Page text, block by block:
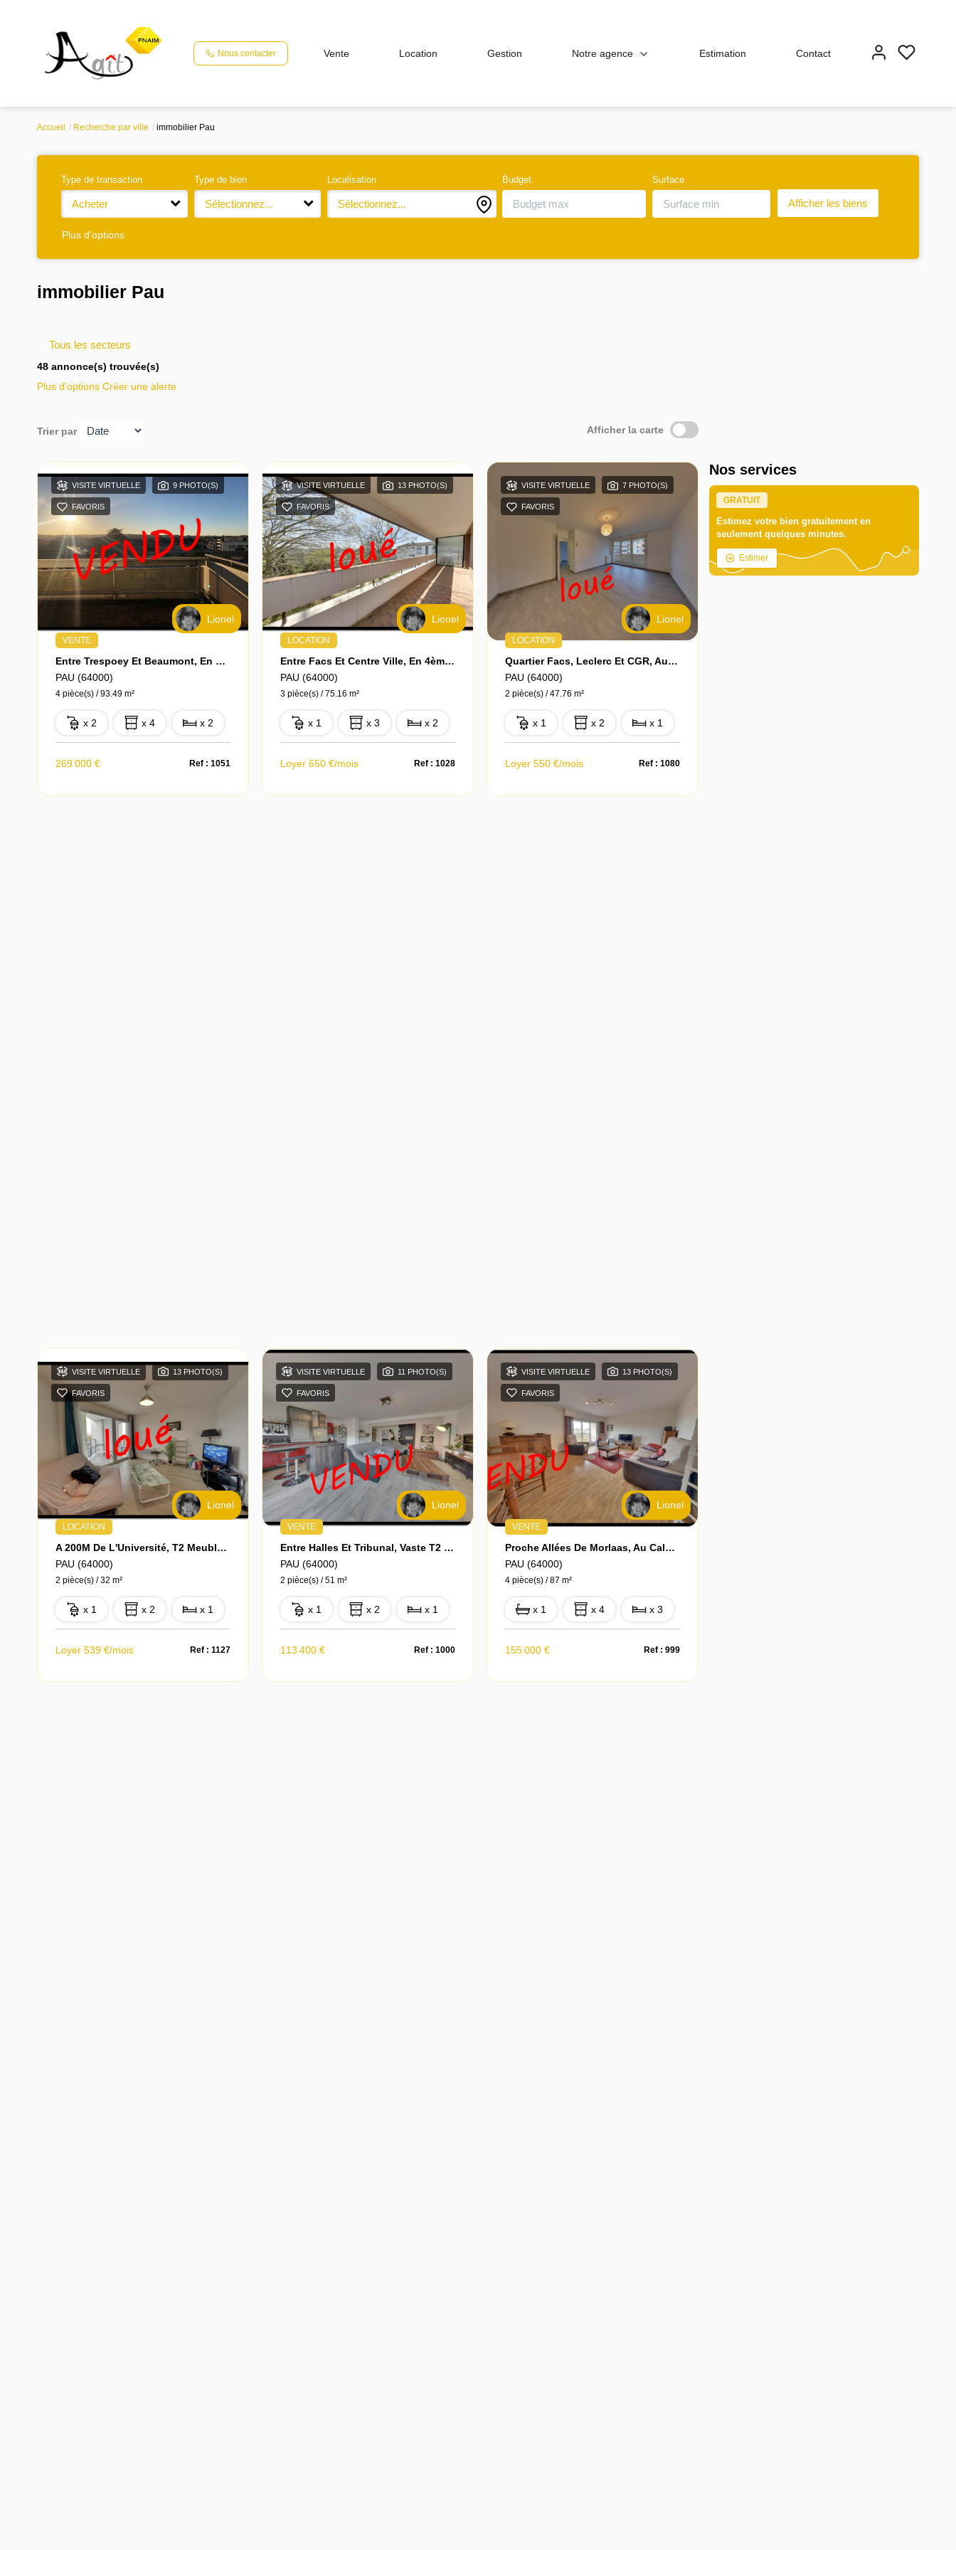
Nous contacter Vente Location Gestion Notre agence Estimation Contact
Accueil Recherche par ville immobilier Pau
Type de transaction
Acheter
Type de bien
Sélectionnez...
Localisation
Sélectionnez...
Budget Surface
Plus d'options
immobilier Pau
Tous les secteurs
48 annonce(s) trouvée(s)
Plus d'options Créer une alerte
Trier par Afficher la carte
VISITE VIRTUELLE 9 PHOTO(S)
FAVORIS
Lionel
VENTE
Entre Trespoey Et Beaumont, En Dernier Etage, Appartement T4 Avec Terrasse Et Double Garage
PAU (64000)
4 pièce(s) / 93.49 m²
x 2 x 4 x 2
269 000 € Ref : 1051
VISITE VIRTUELLE 13 PHOTO(S)
FAVORIS
Lionel
LOCATION
Entre Facs Et Centre Ville, En 4ème Étage Avec Ascenseur, T4 Entièrement Meublé Avec 20m² De Balcon
PAU (64000)
3 pièce(s) / 75.16 m²
x 1 x 3 x 2
Loyer 650 €/mois Ref : 1028
VISITE VIRTUELLE 7 PHOTO(S)
FAVORIS
Lionel
LOCATION
Quartier Facs, Leclerc Et CGR, Au Calme, En 4ème Étage Avec Ascenseur D'une Résidence Récente, Appartement 2 Pièces Avec Balcon Et Parking Privé En Sous/sol
PAU (64000)
2 pièce(s) / 47.76 m²
x 1 x 2 x 1
Loyer 550 €/mois Ref : 1080
VISITE VIRTUELLE 13 PHOTO(S)
FAVORIS
Lionel
LOCATION
A 200M De L'Université, T2 Meublé En Dernier Étage D'une Résidence Récente Avec Balcon Couvert, Vue Pyrénées, Cave Et Parking Privé
PAU (64000)
2 pièce(s) / 32 m²
x 1 x 2 x 1
Loyer 539 €/mois Ref : 1127
VISITE VIRTUELLE 11 PHOTO(S)
FAVORIS
Lionel
VENTE
Entre Halles Et Tribunal, Vaste T2 Refait À Neuf Avec Balcon
PAU (64000)
2 pièce(s) / 51 m²
x 1 x 2 x 1
113 400 € Ref : 1000
VISITE VIRTUELLE 13 PHOTO(S)
FAVORIS
Lionel
VENTE
Proche Allées De Morlaas, Au Calme Appartement En Dernier Etage, 4 Pièces Avec Balcon, Cave, Parking Et Garage
PAU (64000)
4 pièce(s) / 87 m²
x 1 x 4 x 3
155 000 € Ref : 999
Nos services
GRATUIT
Estimez votre bien gratuitement en
seulement quelques minutes.
Estimer